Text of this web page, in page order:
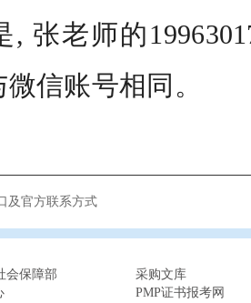
, 张老师的
信账号相同。
及官方联系方式
会保障部
采购文库
PMP证书报考网